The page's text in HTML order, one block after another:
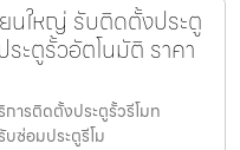
นใหญ่ รับติดตั้งประตู
ะตูรั้วอัตโนมัติ ราคา
ารติดตั้งประตูรั้วรีโมท
บซ่อมประตูรีโม